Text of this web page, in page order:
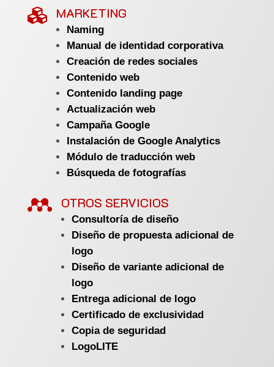
 MARKETING
Naming
Manual de identidad corporativa
Creación de redes sociales
Contenido web
Contenido landing page
Actualización web
Campaña Google
Instalación de Google Analytics
Módulo de traducción web
Búsqueda de fotografías
 OTROS SERVICIOS
Consultoría de diseño
Diseño de propuesta adicional de
logo
Diseño de variante adicional de
logo
Entrega adicional de logo
Certificado de exclusividad
Copia de seguridad
LogoLITE